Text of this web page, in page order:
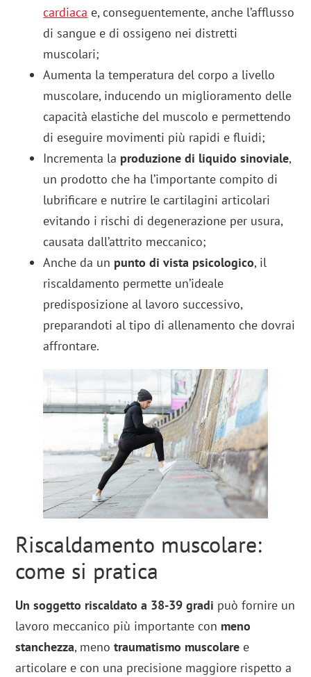
cardiaca e, conseguentemente, anche l’afflusso
di sangue e di ossigeno nei distretti
muscolari;
Aumenta la temperatura del corpo a livello
muscolare, inducendo un miglioramento delle
capacità elastiche del muscolo e permettendo
di eseguire movimenti più rapidi e fluidi;
Incrementa la produzione di liquido sinoviale,
un prodotto che ha l’importante compito di
lubrificare e nutrire le cartilagini articolari
evitando i rischi di degenerazione per usura,
causata dall’attrito meccanico;
Anche da un punto di vista psicologico, il
riscaldamento permette un’ideale
predisposizione al lavoro successivo,
preparandoti al tipo di allenamento che dovrai
affrontare.
Riscaldamento muscolare:
come si pratica
Un soggetto riscaldato a 38-39 gradi può fornire un
lavoro meccanico più importante con meno
stanchezza, menotraumatismo muscolare e
articolare e con una precisione maggiore rispetto a